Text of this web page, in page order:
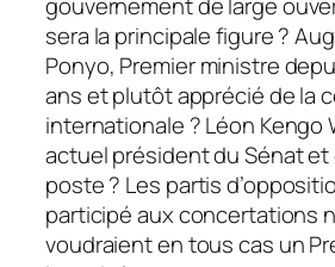
sera la principale figure ?
Ponyo, Premier ministre
ans et plutôt apprécié de la
internationale ? Léon Kengo
actuel président du Sénat et
poste ? Les partis
participé aux concertations
voudraient en tous cas un